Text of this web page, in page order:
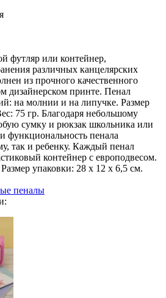
футляр или контейнер,
различных канцелярских
из прочного качественного
дизайнерском принте. Пенал
на молнии и на липучке. Размер
75 гр. Благодаря небольшому
сумку и рюкзак школьника или
функциональность пенала
так и ребенку. Каждый пенал
контейнер с европодвесом.
упаковки: 28 х 12 х 6,5 см.
пеналы